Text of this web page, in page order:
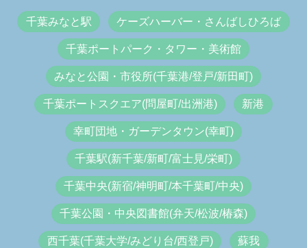
千葉みなと駅 ケーズハーバー・さんばしひろば
千葉ポートパーク・タワー・美術館
みなと公園・市役所(千葉港/登戸/新田町)
千葉ポートスクエア(問屋町/出洲港) 新港
幸町団地・ガーデンタウン(幸町)
千葉駅(新千葉/新町/富士見/栄町)
千葉中央(新宿/神明町/本千葉町/中央)
千葉公園・中央図書館(弁天/松波/椿森)
西千葉(千葉大学/みどり台/西登戸) 蘇我